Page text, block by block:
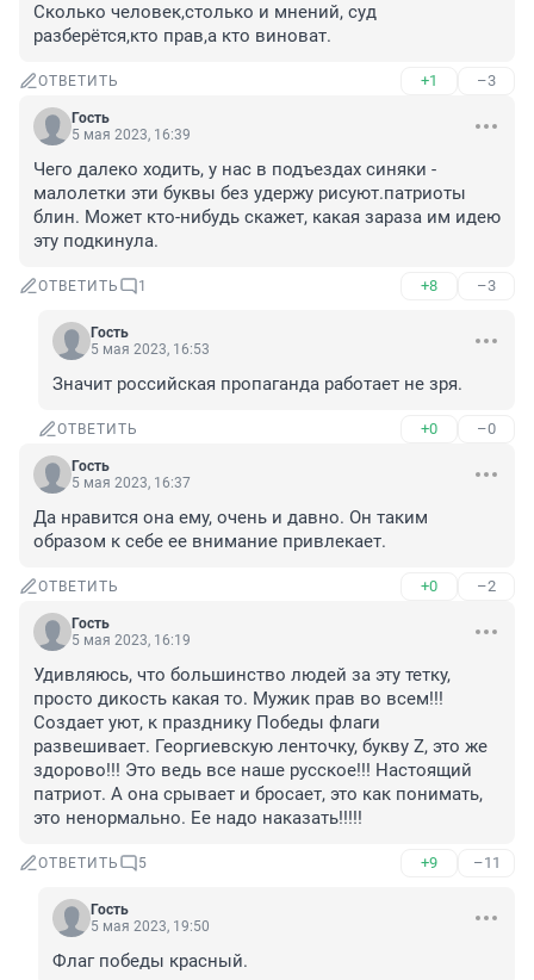
Сколько человек,столько и мнений, суд
разберётся,кто прав,а кто виноват.
ОТВЕТИТЬ +1 –3
Гость
5 мая 2023, 16:39
Чего далеко ходить, у нас в подъездах синяки -
малолетки эти буквы без удержу рисуют.патриоты
блин. Может кто-нибудь скажет, какая зараза им идею
эту подкинула.
ОТВЕТИТЬ 1 +8 –3
Гость
5 мая 2023, 16:53
Значит российская пропаганда работает не зря.
ОТВЕТИТЬ +0 –0
Гость
5 мая 2023, 16:37
Да нравится она ему, очень и давно. Он таким
образом к себе ее внимание привлекает.
ОТВЕТИТЬ +0 –2
Гость
5 мая 2023, 16:19
Удивляюсь, что большинство людей за эту тетку,
просто дикость какая то. Мужик прав во всем!!!
Создает уют, к празднику Победы флаги
развешивает. Георгиевскую ленточку, букву Z, это же
здорово!!! Это ведь все наше русское!!! Настоящий
патриот. А она срывает и бросает, это как понимать,
это ненормально. Ее надо наказать!!!!!
ОТВЕТИТЬ 5 +9 –11
Гость
5 мая 2023, 19:50
Флаг победы красный.